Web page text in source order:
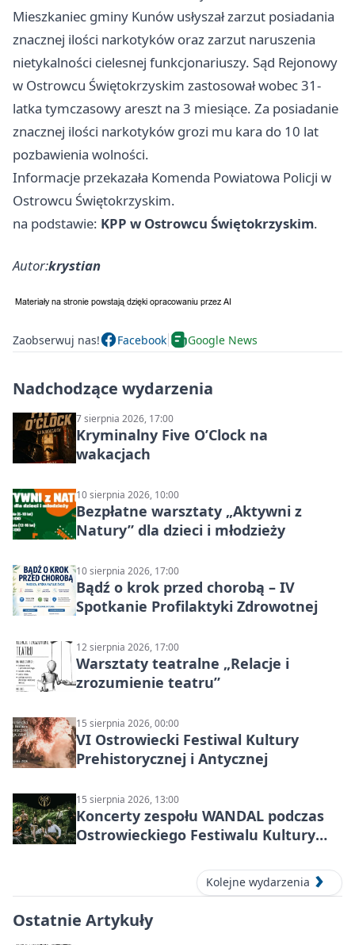
Mieszkaniec gminy Kunów usłyszał zarzut posiadania
znacznej ilości narkotyków oraz zarzut naruszenia
nietykalności cielesnej funkcjonariuszy. Sąd Rejonowy
w Ostrowcu Świętokrzyskim zastosował wobec 31-
latka tymczasowy areszt na 3 miesiące. Za posiadanie
znacznej ilości narkotyków grozi mu kara do 10 lat
pozbawienia wolności.
Informacje przekazała Komenda Powiatowa Policji w
Ostrowcu Świętokrzyskim.
na podstawie: KPP w Ostrowcu Świętokrzyskim.
Autor:krystian
Zaobserwuj nas! Facebook Google News
Nadchodzące wydarzenia
7 sierpnia 2026, 17:00
Kryminalny Five O’Clock na
wakacjach
10 sierpnia 2026, 10:00
Bezpłatne warsztaty „Aktywni z
Natury” dla dzieci i młodzieży
10 sierpnia 2026, 17:00
Bądź o krok przed chorobą – IV
Spotkanie Profilaktyki Zdrowotnej
12 sierpnia 2026, 17:00
Warsztaty teatralne „Relacje i
zrozumienie teatru”
15 sierpnia 2026, 00:00
VI Ostrowiecki Festiwal Kultury
Prehistorycznej i Antycznej
15 sierpnia 2026, 13:00
Koncerty zespołu WANDAL podczas
Ostrowieckiego Festiwalu Kultury
Kolejne wydarzenia
Ostatnie Artykuły